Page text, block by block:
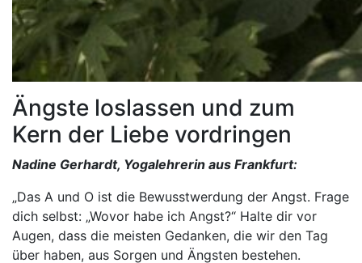
Ängste loslassen und zum
Kern der Liebe vordringen
Nadine Gerhardt, Yogalehrerin aus Frankfurt:
„Das A und O ist die Bewusstwerdung der Angst. Frage
dich selbst: „Wovor habe ich Angst?“ Halte dir vor
Augen, dass die meisten Gedanken, die wir den Tag
über haben, aus Sorgen und Ängsten bestehen.